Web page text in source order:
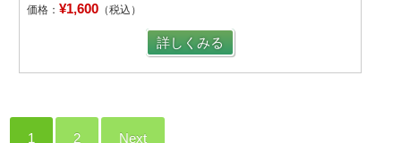
価格：¥1,600 （税込）
詳しくみる
1 2 Next